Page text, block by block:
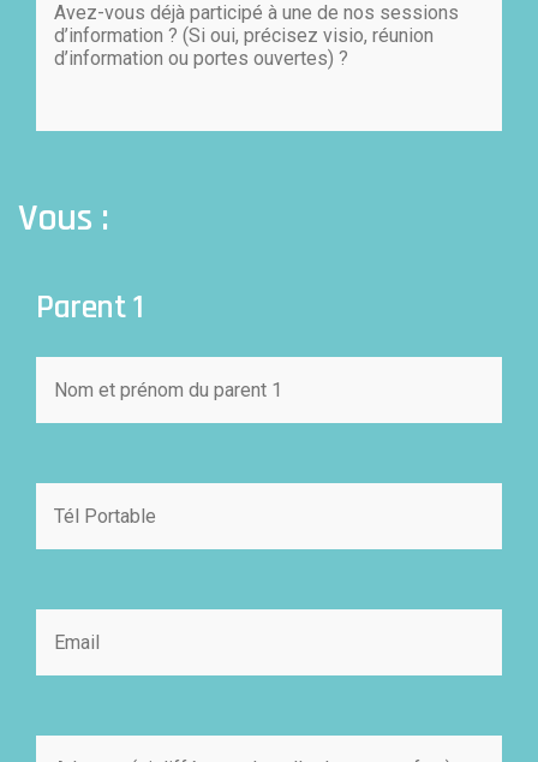
Vous :
Parent 1